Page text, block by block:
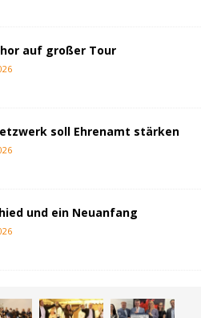
auf großer Tour
soll Ehrenamt stärken
und ein Neuanfang